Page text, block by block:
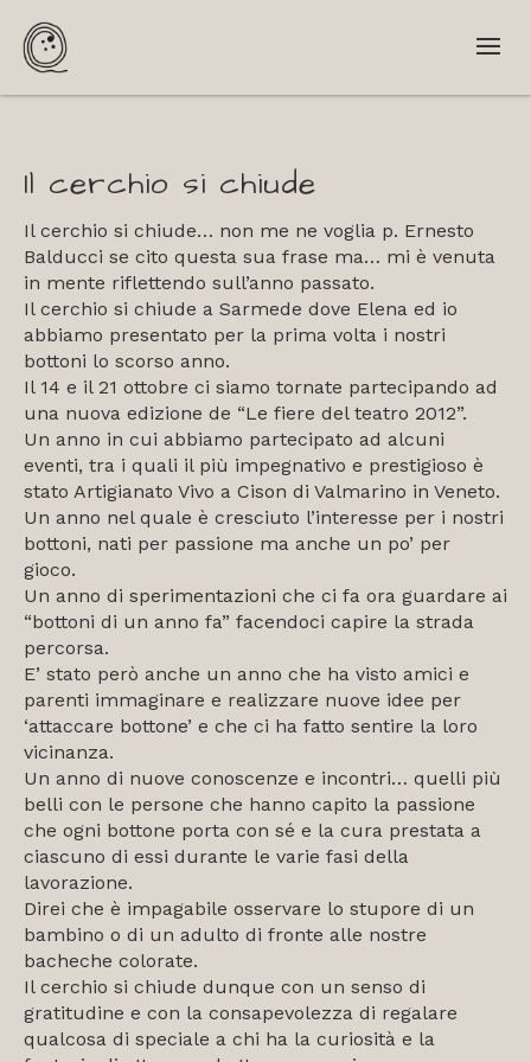
Il cerchio si chiude
Il cerchio si chiude… non me ne voglia p. Ernesto
Balducci se cito questa sua frase ma… mi è venuta
in mente riflettendo sull’anno passato.
Il cerchio si chiude a Sarmede dove Elena ed io
abbiamo presentato per la prima volta i nostri
bottoni lo scorso anno.
Il 14 e il 21 ottobre ci siamo tornate partecipando ad
una nuova edizione de “Le fiere del teatro 2012”.
Un anno in cui abbiamo partecipato ad alcuni
eventi, tra i quali il più impegnativo e prestigioso è
stato Artigianato Vivo a Cison di Valmarino in Veneto.
Un anno nel quale è cresciuto l’interesse per i nostri
bottoni, nati per passione ma anche un po’ per
gioco.
Un anno di sperimentazioni che ci fa ora guardare ai
“bottoni di un anno fa” facendoci capire la strada
percorsa.
E’ stato però anche un anno che ha visto amici e
parenti immaginare e realizzare nuove idee per
‘attaccare bottone’ e che ci ha fatto sentire la loro
vicinanza.
Un anno di nuove conoscenze e incontri… quelli più
belli con le persone che hanno capito la passione
che ogni bottone porta con sé e la cura prestata a
ciascuno di essi durante le varie fasi della
lavorazione.
Direi che è impagabile osservare lo stupore di un
bambino o di un adulto di fronte alle nostre
bacheche colorate.
Il cerchio si chiude dunque con un senso di
gratitudine e con la consapevolezza di regalare
qualcosa di speciale a chi ha la curiosità e la